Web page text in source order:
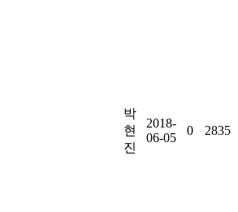
박
현
진
2018-
06-05
0 2835